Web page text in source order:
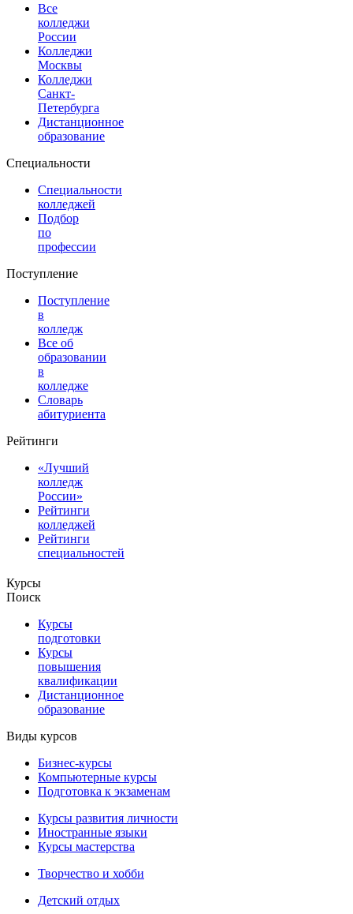
Все
колледжи
России
Колледжи
Москвы
Колледжи
Санкт-
Петербурга
Дистанционное
образование
Специальности
Специальности
колледжей
Подбор
по
профессии
Поступление
Поступление
в
колледж
Все об
образовании
в
колледже
Словарь
абитуриента
Рейтинги
«Лучший
колледж
России»
Рейтинги
колледжей
Рейтинги
специальностей
Курсы
Поиск
Курсы
подготовки
Курсы
повышения
квалификации
Дистанционное
образование
Виды курсов
Бизнес-курсы
Компьютерные курсы
Подготовка к экзаменам
Курсы развития личности
Иностранные языки
Курсы мастерства
Творчество и хобби
Детский отдых